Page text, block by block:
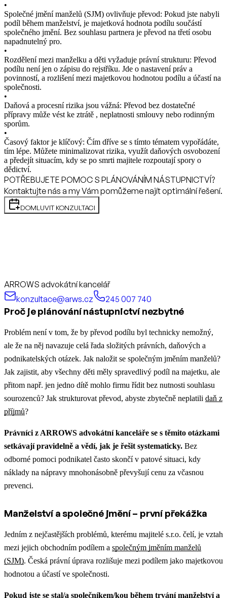
•
Společné jmění manželů (SJM) ovlivňuje převod: Pokud jste nabyli
podíl během manželství, je majetková hodnota podílu součástí
společného jmění. Bez souhlasu partnera je převod na třetí osobu
napadnutelný pro.
•
Rozdělení mezi manželku a děti vyžaduje právní strukturu: Převod
podílu není jen o zápisu do rejstříku. Jde o nastavení práv a
povinností, a rozlišení mezi majetkovou hodnotou podílu a účastí na
společnosti.
•
Daňová a procesní rizika jsou vážná: Převod bez dostatečné
přípravy může vést ke ztrátě , neplatnosti smlouvy nebo rodinným
sporům.
•
Časový faktor je klíčový: Čím dříve se s tímto tématem vypořádáte,
tím lépe. Můžete minimalizovat rizika, využít daňových osvobození
a předejít situacím, kdy se po smrti majitele rozpoutají spory o
dědictví.
POTŘEBUJETE POMOC S PLÁNOVÁNÍM NÁSTUPNICTVÍ?
Kontaktujte nás a my Vám pomůžeme najít optimální řešení.
DOMLUVIT KONZULTACI
ARROWS advokátní kancelář
konzultace@arws.cz
245 007 740
Proč je plánování nástupnictví nezbytné
Problém není v tom, že by převod podílu byl technicky nemožný,
ale že na něj navazuje celá řada složitých právních, daňových a
podnikatelských otázek. Jak naložit se společným jměním manželů?
Jak zajistit, aby všechny děti měly spravedlivý podíl na majetku, ale
přitom např. jen jedno dítě mohlo firmu řídit bez nutnosti souhlasu
sourozenců? Jak strukturovat převod, abyste zbytečně neplatili daň z
příjmů?
Právníci z ARROWS advokátní kanceláře se s těmito otázkami
setkávají pravidelně a vědí, jak je řešit systematicky. Bez
odborné pomoci podnikatel často skončí v patové situaci, kdy
náklady na nápravy mnohonásobně převyšují cenu za včasnou
prevenci.
Manželství a společné jmění – první překážka
Jedním z nejčastějších problémů, kterému majitelé s.r.o. čelí, je vztah
mezi jejich obchodním podílem a společným jměním manželů
(SJM). Česká právní úprava rozlišuje mezi podílem jako majetkovou
hodnotou a účastí ve společnosti.
Pokud jste se stal/a společníkem/kou během trvání manželství a